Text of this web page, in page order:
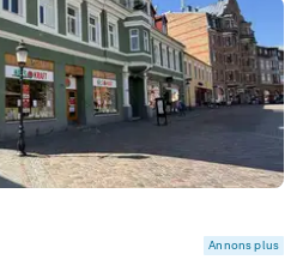
Annons plus